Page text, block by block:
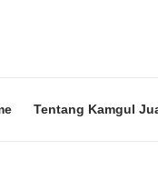
Tentang Kamgul